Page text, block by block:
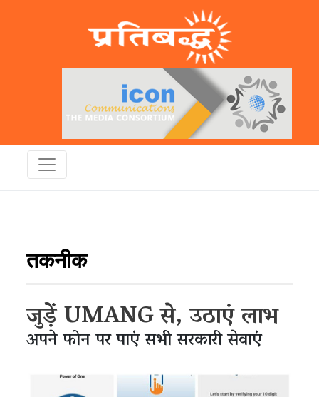
तकनीक
जुड़ें UMANG से, उठाएं लाभ
अपने फोन पर पाएं सभी सरकारी सेवाएं